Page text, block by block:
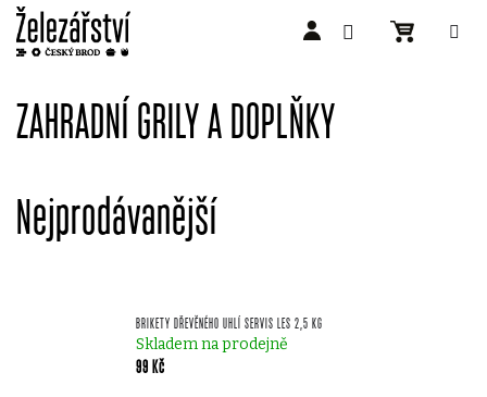
obsah
ZAHRADNÍ GRILY A DOPLŇKY
Nejprodávanější
BRIKETY DŘEVĚNÉHO UHLÍ SERVIS LES 2,5 KG
Skladem na prodejně
99 Kč